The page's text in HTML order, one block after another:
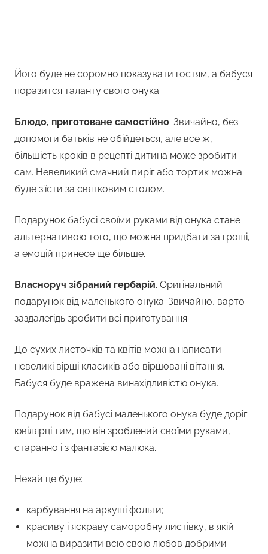
Його буде не соромно показувати гостям, а бабуся
поразится таланту свого онука.
Блюдо, приготоване самостійно. Звичайно, без
допомоги батьків не обійдеться, але все ж,
більшість кроків в рецепті дитина може зробити
сам. Невеликий смачний пиріг або тортик можна
буде з’їсти за святковим столом.
Подарунок бабусі своїми руками від онука стане
альтернативою того, що можна придбати за гроші,
а емоцій принесе ще більше.
Власноруч зібраний гербарій. Оригінальний
подарунок від маленького онука. Звичайно, варто
заздалегідь зробити всі приготування.
До сухих листочків та квітів можна написати
невеликі вірші класиків або віршовані вітання.
Бабуся буде вражена винахідливістю онука.
Подарунок від бабусі маленького онука буде доріг
ювілярці тим, що він зроблений своїми руками,
старанно і з фантазією малюка.
Нехай це буде:
карбування на аркуші фольги;
красиву і яскраву саморобну листівку, в якій
можна виразити всю свою любов добрими